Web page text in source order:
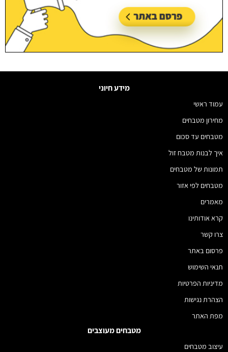
מידע חיוני
עמוד ראשי
מחירון מטבחים
מטבחים עד סכום
איך לבנות מטבח זול
תמונות של מטבחים
מטבחים לפי אזור
מאמרים
קרא אודותינו
צרו קשר
פרסום באתר
תנאי השימוש
מדיניות הפרטיות
הצהרת נגישות
מפת האתר
מטבחים מעוצבים
עיצוב מטבחים